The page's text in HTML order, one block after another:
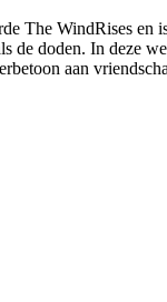
The WindRises
doden. In deze
aan